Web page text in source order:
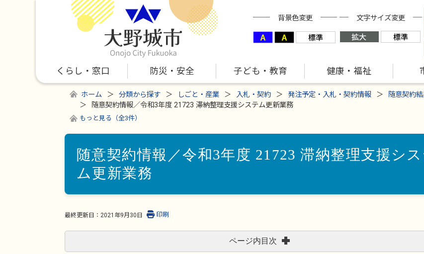
背景色変更 文字サイズ変更
くらし・窓口 防災・安全 子ども・教育 健康・福祉
ホーム 分類から探す しごと・産業 入札・契約 発注予定・入札・契約情報 随意契約
随意契約情報／令和3年度 21723 滞納整理支援システム更新業務
もっと見る（全3件）
随意契約情報／令和3年度 21723 滞納整理支援シ
ム更新業務
最終更新日： 2021年9月30日 印刷
ページ内目次